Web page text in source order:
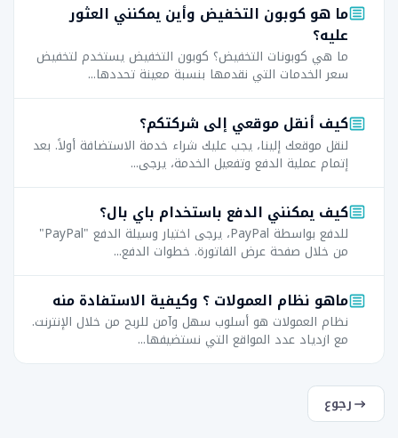
ما هو كوبون التخفيض وأين يمكنني العثور
عليه؟
ما هي كوبونات التخفيض؟ كوبون التخفيض يستخدم لتخفيض
سعر الخدمات التي نقدمها بنسبة معينة تحددها...
كيف أنقل موقعي إلى شركتكم؟
لنقل موقعك إلينا، يجب عليك شراء خدمة الاستضافة أولاً. بعد
إتمام عملية الدفع وتفعيل الخدمة، يرجى...
كيف يمكنني الدفع باستخدام باي بال؟
للدفع بواسطة PayPal، يرجى اختيار وسيلة الدفع "PayPal"
من خلال صفحة عرض الفاتورة. خطوات الدفع...
ماهو نظام العمولات ؟ وكيفية الاستفادة منه
نظام العمولات هو أسلوب سهل وآمن للربح من خلال الإنترنت.
مع ازدياد عدد المواقع التي نستضيفها...
رجوع